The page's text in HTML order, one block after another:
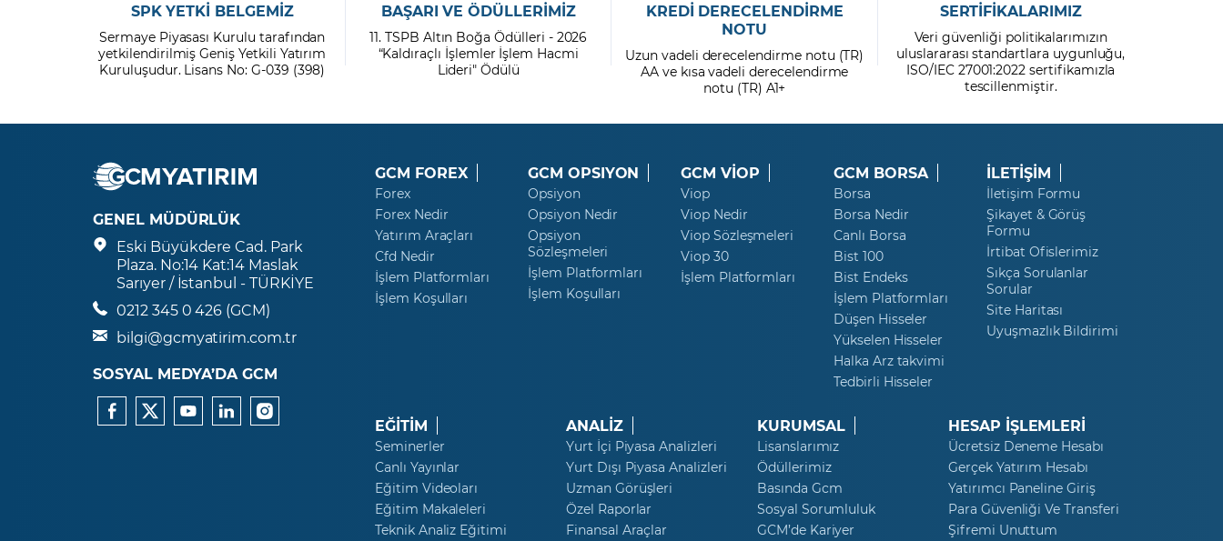
SPK YETKİ BELGEMİZ
Sermaye Piyasası Kurulu tarafından
yetkilendirilmiş Geniş Yetkili Yatırım
Kuruluşudur. Lisans No: G-039 (398)
BAŞARI VE ÖDÜLLERİMİZ
11. TSPB Altın Boğa Ödülleri - 2026
“Kaldıraçlı İşlemler İşlem Hacmi
Lideri" Ödülü
KREDİ DERECELENDİRME
NOTU
Uzun vadeli derecelendirme notu (TR)
AA ve kısa vadeli derecelendirme
notu (TR) A1+
SERTİFİKALARIMIZ
Veri güvenliği politikalarımızın
uluslararası standartlara uygunluğu,
ISO/IEC 27001:2022 sertifikamızla
tescillenmiştir.
GENEL MÜDÜRLÜK
Eski Büyükdere Cad. Park
Plaza. No:14 Kat:14 Maslak
Sarıyer / İstanbul - TÜRKİYE
0212 345 0 426 (GCM)
bilgi@gcmyatirim.com.tr
SOSYAL MEDYA’DA GCM
GCM FOREX
Forex
Forex Nedir
Yatırım Araçları
Cfd Nedir
İşlem Platformları
İşlem Koşulları
GCM OPSIYON
Opsiyon
Opsiyon Nedir
Opsiyon
Sözleşmeleri
İşlem Platformları
İşlem Koşulları
GCM VİOP
Viop
Viop Nedir
Viop Sözleşmeleri
Viop 30
İşlem Platformları
GCM BORSA
Borsa
Borsa Nedir
Canlı Borsa
Bist 100
Bist Endeks
İşlem Platformları
Düşen Hisseler
Yükselen Hisseler
Halka Arz takvimi
Tedbirli Hisseler
İLETİŞİM
İletişim Formu
Şikayet & Görüş
Formu
İrtibat Ofislerimiz
Sıkça Sorulanlar
Sorular
Site Haritası
Uyuşmazlık Bildirimi
EĞİTİM
Seminerler
Canlı Yayınlar
Eğitim Videoları
Eğitim Makaleleri
Teknik Analiz Eğitimi
ANALİZ
Yurt İçi Piyasa Analizleri
Yurt Dışı Piyasa Analizleri
Uzman Görüşleri
Özel Raporlar
Finansal Araçlar
KURUMSAL
Lisanslarımız
Ödüllerimiz
Basında Gcm
Sosyal Sorumluluk
GCM’de Kariyer
HESAP İŞLEMLERİ
Ücretsiz Deneme Hesabı
Gerçek Yatırım Hesabı
Yatırımcı Paneline Giriş
Para Güvenliği Ve Transferi
Şifremi Unuttum